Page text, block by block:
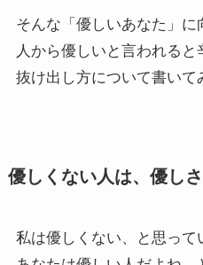
そんな「優しいあなた」に
人から優しいと言われると
抜け出し方について書いて
優しくない人は、優し
私は優しくない、と思って